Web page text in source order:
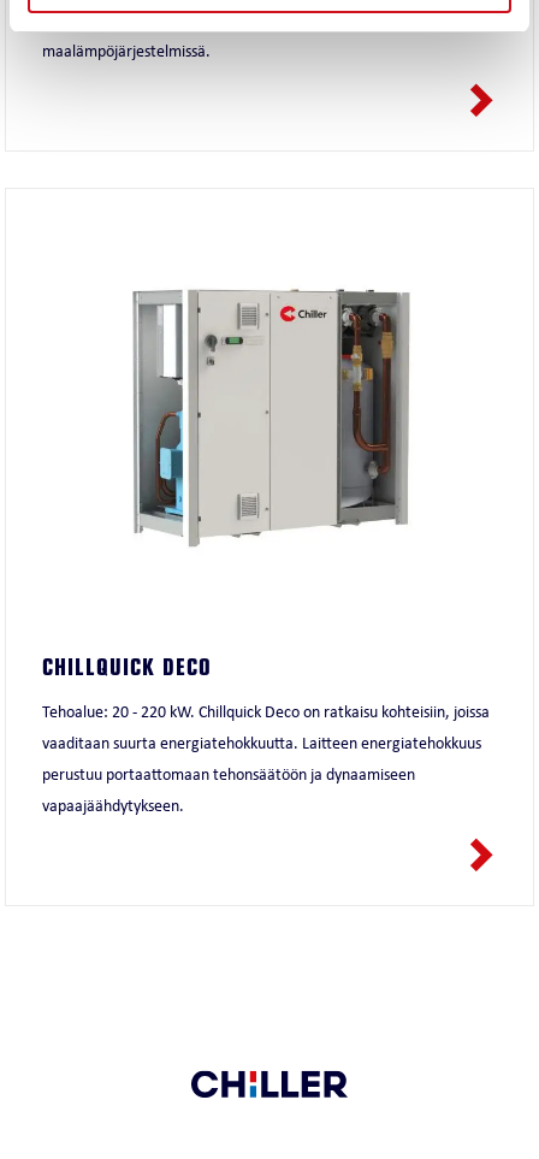
kondensoivissa-, kuivajäähdytys-, kaukokylmä- ja
maalämpöjärjestelmissä.
CHILLQUICK DECO
Tehoalue: 20 - 220 kW. Chillquick Deco on ratkaisu kohteisiin, joissa
vaaditaan suurta energiatehokkuutta. Laitteen energiatehokkuus
perustuu portaattomaan tehonsäätöön ja dynaamiseen
vapaajäähdytykseen.